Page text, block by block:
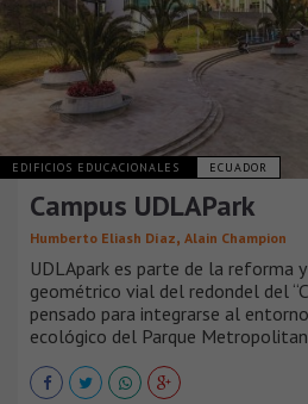
EDIFICIOS EDUCACIONALES ECUADOR
Campus UDLAPark
Humberto Eliash Díaz, Alain Champion
UDLApark es parte de la reforma
geométrico vial del redondel del
pensado para integrarse al
ecológico del Parque